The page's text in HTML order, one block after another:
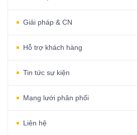
Giải pháp & CN
Hỗ trợ khách hàng
Tin tức sự kiện
Mạng lưới phân phối
Liên hệ